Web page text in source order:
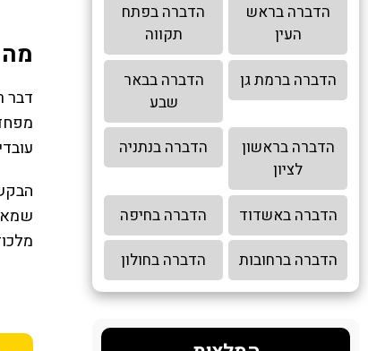
דבר
עובדים 24 שעות ביממה, כך שתוכלו
הדברה בראש
העין
הדברה בפתח
תקווה
הדברה ברמת גן
הדברה בבאר
שבע
הדברה בראשון
לציון
הדברה בנתניה
הדברה באשדוד הדברה בחיפה
הדברה ברחובות הדברה בחולון